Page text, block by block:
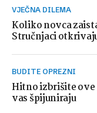
VJEČNA DILEMA
Koliko novca
Stručnjaci
BUDITE OPREZNI
Hitno izbrišite
vas špijuniraju